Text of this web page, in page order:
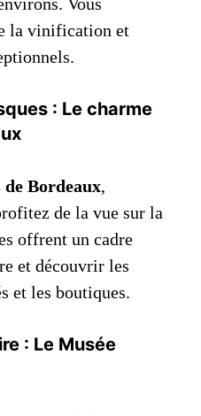
la vinification et
: Le charme
de Bordeaux,
de la vue sur la
offrent un cadre
et découvrir les
et les boutiques.
: Le Musée